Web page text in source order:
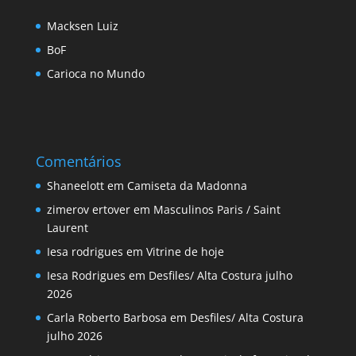
Macksen Luiz
BoF
Carioca no Mundo
Comentários
Shaneelottem Camiseta da Madonna
zimerov ertoverem Masculinos Paris / Saint
Laurent
Iesa rodrigues em Vitrine de hoje
Iesa Rodrigues em Desfiles/ Alta Costura julho
2026
Carla Roberto Barbosa em Desfiles/ Alta Costura
julho 2026